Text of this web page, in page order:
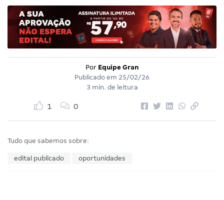
Por Equipe Gran
Publicado em 25/02/26
3 min. de leitura
1 0
Tudo que sabemos sobre:
edital publicado oportunidades